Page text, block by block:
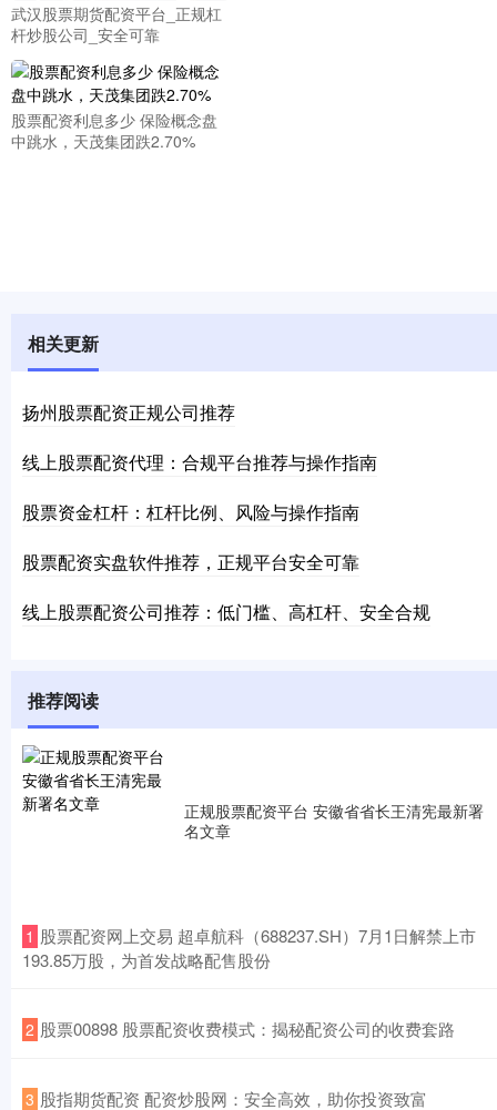
武汉股票期货配资平台_正规杠
杆炒股公司_安全可靠
股票配资利息多少 保险概念盘
中跳水，天茂集团跌2.70%
相关更新
扬州股票配资正规公司推荐
线上股票配资代理：合规平台推荐与操作指南
股票资金杠杆：杠杆比例、风险与操作指南
股票配资实盘软件推荐，正规平台安全可靠
线上股票配资公司推荐：低门槛、高杠杆、安全合规
推荐阅读
正规股票配资平台 安徽省省长王清宪最新署
名文章
1 ​股票配资网上交易 超卓航科（688237.SH）7月1日解禁上市
193.85万股，为首发战略配售股份
2 ​股票00898 股票配资收费模式：揭秘配资公司的收费套路
3 ​股指期货配资 配资炒股网：安全高效，助你投资致富